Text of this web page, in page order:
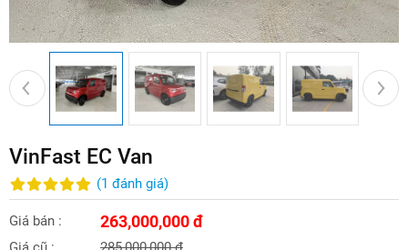
VinFast EC Van
(1 đánh giá)
Giá bán : 263,000,000 đ